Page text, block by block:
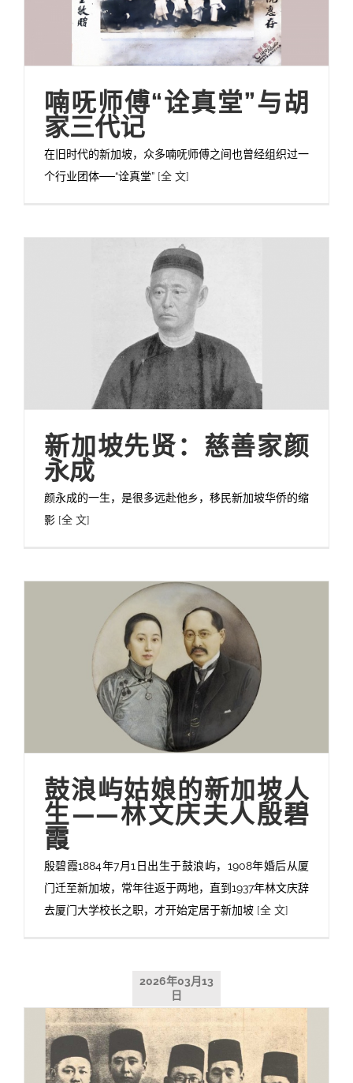
喃呒师傅“诠真堂”与胡
家三代记
在旧时代的新加坡，众多喃呒师傅之间也曾经组织过一
个行业团体──“诠真堂” [全 文]
新加坡先贤：慈善家颜
永成
颜永成的一生，是很多远赴他乡，移民新加坡华侨的缩
影 [全 文]
鼓浪屿姑娘的新加坡人
生——林文庆夫人殷碧
霞
殷碧霞1884年7月1日出生于鼓浪屿，1908年婚后从厦
门迁至新加坡，常年往返于两地，直到1937年林文庆辞
去厦门大学校长之职，才开始定居于新加坡 [全 文]
2026年03月13
日